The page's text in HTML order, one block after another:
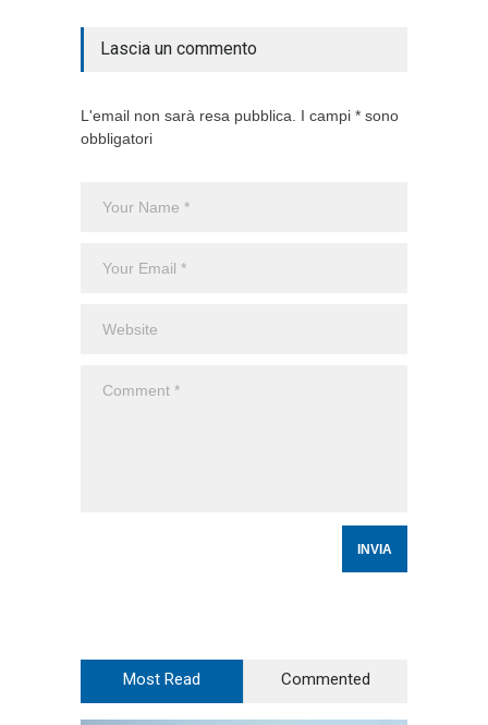
Lascia un commento
L'email non sarà resa pubblica. I campi * sono
obbligatori
Most Read Commented